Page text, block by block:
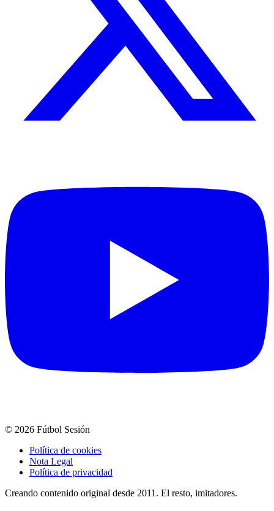
© 2026 Fútbol Sesión
Política de cookies
Nota Legal
Política de privacidad
Creando contenido original desde 2011. El resto, imitadores.